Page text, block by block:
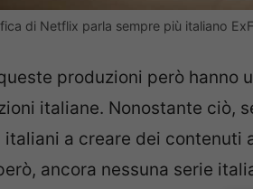
di Netflix parla sempre più italiano
produzioni però hanno
italiane. Nonostante ciò,
italiani a creare dei contenuti
ancora nessuna serie